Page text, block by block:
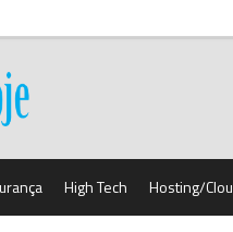
High Tech Hosting/